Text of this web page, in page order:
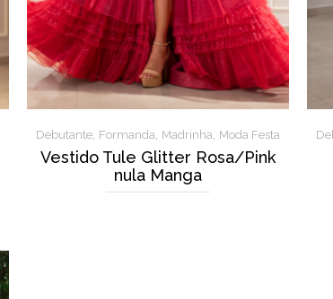
Debutante, Formanda, Madrinha, Moda Festa
Vestido Tule Glitter Rosa/Pink
nula Manga